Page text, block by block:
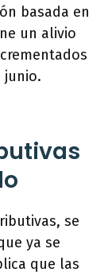
basada en
un alivio
junio.
se
ya se
que las